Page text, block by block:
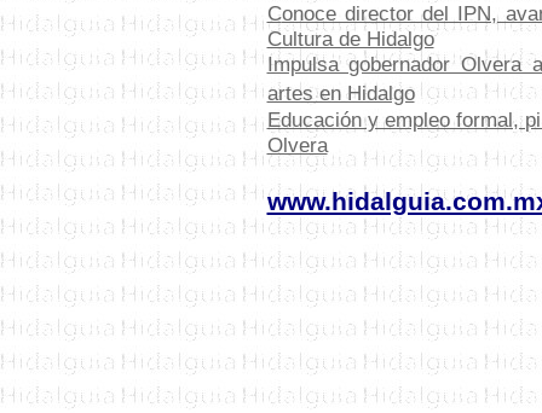
Conoce director del IPN,
Cultura de Hidalgo
Impulsa gobernador
artes en Hidalgo
Educación y empleo formal,
Olvera